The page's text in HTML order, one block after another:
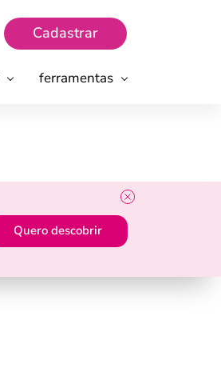
Cadastrar
ferramentas
Quero descobrir